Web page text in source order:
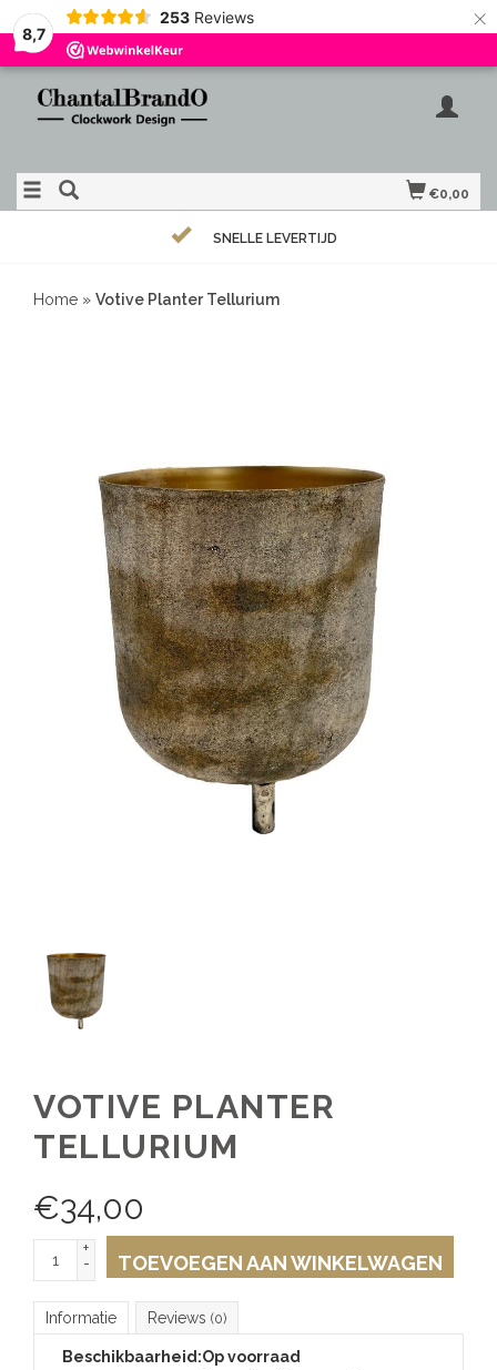
8,7
253 Reviews ×
€0,00
SNELLE LEVERTIJD
Home » Votive Planter Tellurium
VOTIVE PLANTER
TELLURIUM
€34,00
+
-
TOEVOEGEN AAN WINKELWAGEN
Informatie Reviews (0)
Beschikbaarheid:Op voorraad